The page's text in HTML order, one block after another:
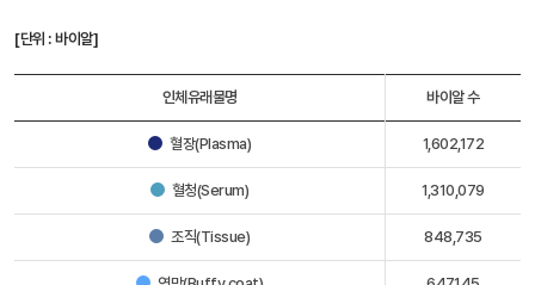
[단위 : 바이알]
인체유래물명 바이알 수
혈장(Plasma) 1,602,172
혈청(Serum) 1,310,079
조직(Tissue) 848,735